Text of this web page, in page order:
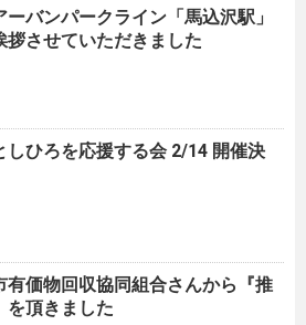
ーバンパークライン「馬込沢駅」
拶させていただきました
しひろを応援する会 2/14 開催決
有価物回収協同組合さんから『推
を頂きました